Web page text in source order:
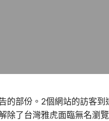
的部份。2個網站的訪客
除了台灣雅虎面臨無名瀏